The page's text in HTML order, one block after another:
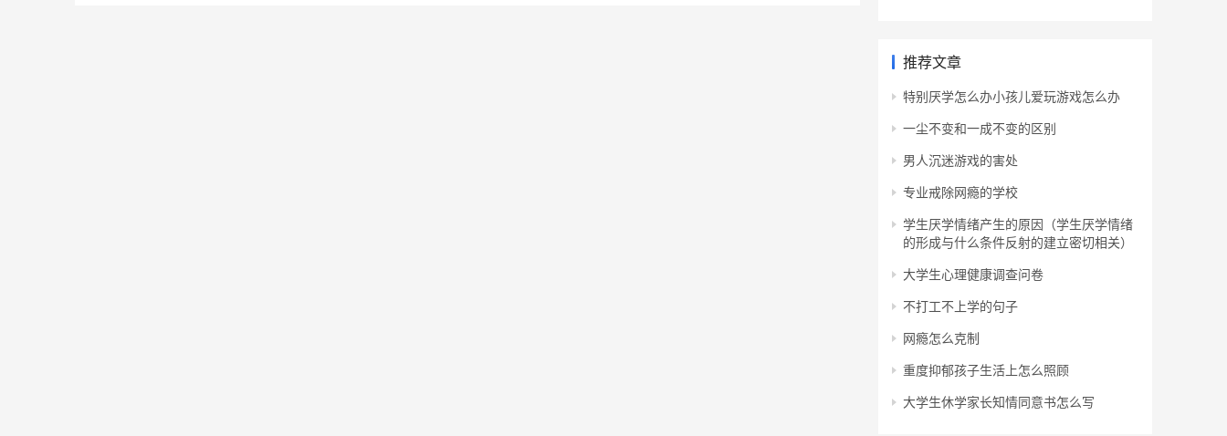
推荐文章
特别厌学怎么办小孩儿爱玩游戏怎么办
一尘不变和一成不变的区别
男人沉迷游戏的害处
专业戒除网瘾的学校
学生厌学情绪产生的原因（学生厌学情绪
的形成与什么条件反射的建立密切相关）
大学生心理健康调查问卷
不打工不上学的句子
网瘾怎么克制
重度抑郁孩子生活上怎么照顾
大学生休学家长知情同意书怎么写